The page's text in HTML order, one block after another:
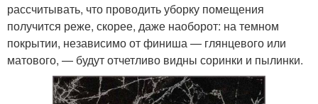
рассчитывать, что проводить уборку помещения
получится реже, скорее, даже наоборот: на темном
покрытии, независимо от финиша — глянцевого или
матового, — будут отчетливо видны соринки и пылинки.